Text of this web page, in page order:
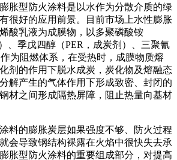
胀型防火涂料是以水作为分散介质的绿
很好的应用前景。目前市场上水性膨胀
酸乳液为成膜物，以多聚磷酸铵
、季戊四醇（PER，成炭剂）、三聚氰
为阻燃体系，在受热时，成膜物质熔
剂的作用下脱水成炭，炭化物及熔融态
解产生的气体作用下形成致密、封闭的
材之间形成隔热屏障，阻止热量向基材
料的膨胀炭层如果强度不够、防火过程
会导致钢结构裸露在火焰中很快失去承
胀型防火涂料的重要组成部分，对提高